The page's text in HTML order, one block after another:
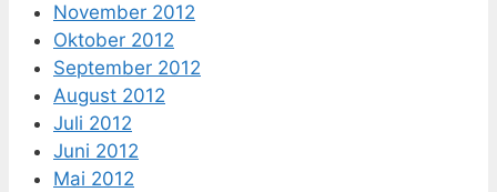
November 2012
Oktober 2012
September 2012
August 2012
Juli 2012
Juni 2012
Mai 2012